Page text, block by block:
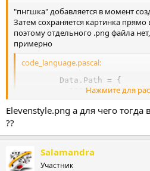
"пнгшка" добавляется в момент
Затем сохраняется картинка прямо
поэтому отдельного .png файла
примерно
code_language.pascal:
        Data.Path = {
          00004841}
Нажмите для
Elevenstyle.png а для чего
??
Salamandra
Участник